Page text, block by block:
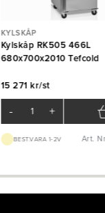
KYLSKÅP
Kylskåp RK505 466L
680x700x2010 Tefcold
15 271 kr/st
- +
BEST.VARA 1-2V Art.